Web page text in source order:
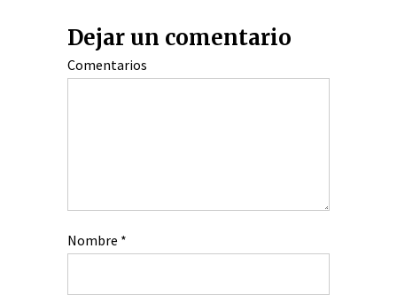
Dejar un comentario
Comentarios
Nombre *